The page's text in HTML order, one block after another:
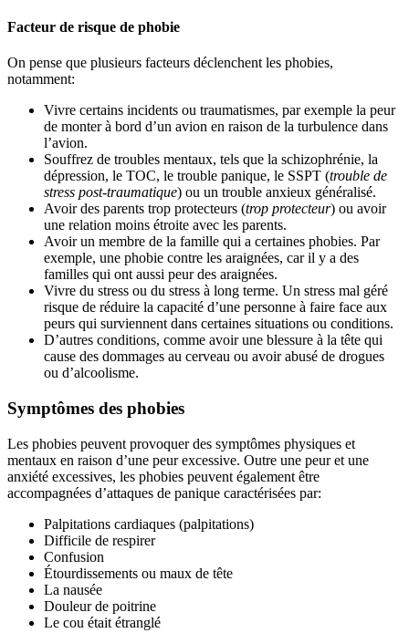
Facteur de risque de phobie
On pense que plusieurs facteurs déclenchent les phobies,
notamment:
Vivre certains incidents ou traumatismes, par exemple la peur
de monter à bord d’un avion en raison de la turbulence dans
l’avion.
Souffrez de troubles mentaux, tels que la schizophrénie, la
dépression, le TOC, le trouble panique, le SSPT (trouble de
stress post-traumatique) ou un trouble anxieux généralisé.
Avoir des parents trop protecteurs (trop protecteur) ou avoir
une relation moins étroite avec les parents.
Avoir un membre de la famille qui a certaines phobies. Par
exemple, une phobie contre les araignées, car il y a des
familles qui ont aussi peur des araignées.
Vivre du stress ou du stress à long terme. Un stress mal géré
risque de réduire la capacité d’une personne à faire face aux
peurs qui surviennent dans certaines situations ou conditions.
D’autres conditions, comme avoir une blessure à la tête qui
cause des dommages au cerveau ou avoir abusé de drogues
ou d’alcoolisme.
Symptômes des phobies
Les phobies peuvent provoquer des symptômes physiques et
mentaux en raison d’une peur excessive. Outre une peur et une
anxiété excessives, les phobies peuvent également être
accompagnées d’attaques de panique caractérisées par:
Palpitations cardiaques (palpitations)
Difficile de respirer
Confusion
Étourdissements ou maux de tête
La nausée
Douleur de poitrine
Le cou était étranglé